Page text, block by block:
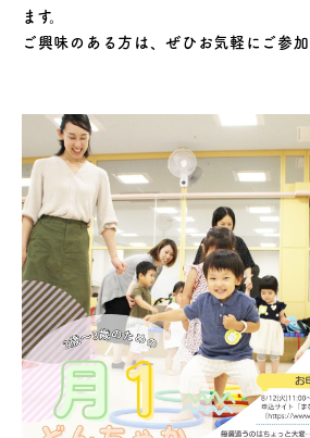
ます。
ご興味のある方は、ぜひお気軽にご参加